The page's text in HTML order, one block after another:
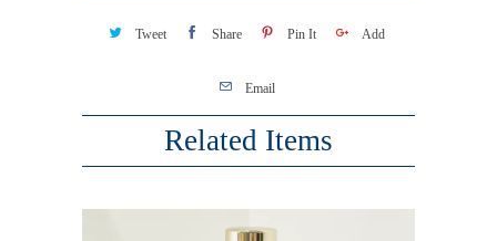
Tweet Share Pin It Add
Email
Related Items